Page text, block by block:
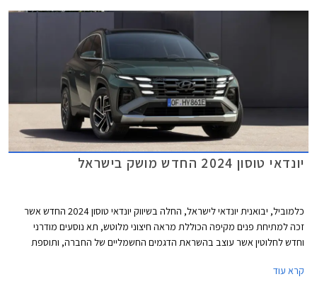
ההיברידית תשווק בארבע רמות אבזור במחיר של החל מ- 199,900 ₪.
יונדאי טוסון 2024 החדש מושק בישראל
כלמוביל, יבואנית יונדאי לישראל, החלה בשיווק יונדאי טוסון 2024 החדש אשר
זכה למתיחת פנים מקיפה הכוללת מראה חיצוני מלוטש, תא נוסעים מודרני
וחדש לחלוטין אשר עוצב בהשראת הדגמים החשמליים של החברה, ותוספת
קרא עוד